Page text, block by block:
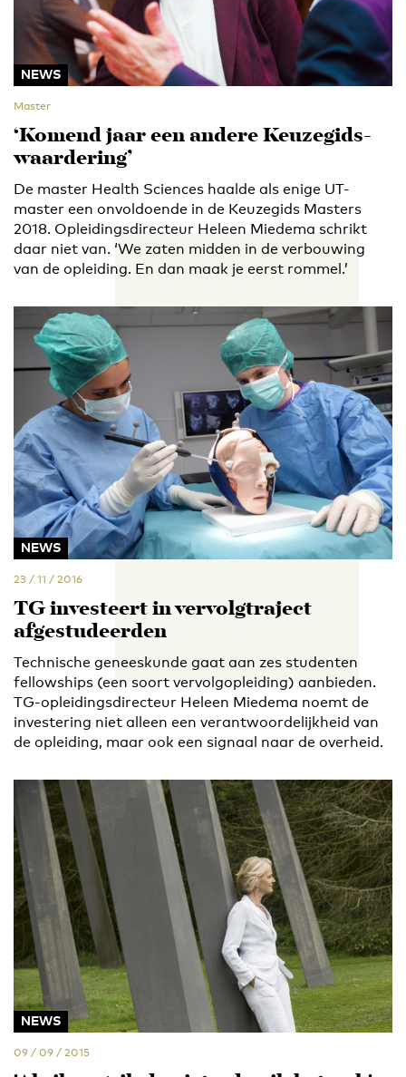
NEWS
Master
‘Komend jaar een andere Keuzegids-
waardering’
De master Health Sciences haalde als enige UT-
master een onvoldoende in de Keuzegids Masters
2018. Opleidingsdirecteur Heleen Miedema schrikt
daar niet van. ‘We zaten midden in de verbouwing
van de opleiding. En dan maak je eerst rommel.’
NEWS
23 / 11 / 2016
TG investeert in vervolgtraject
afgestudeerden
Technische geneeskunde gaat aan zes studenten
fellowships (een soort vervolgopleiding) aanbieden.
TG-opleidingsdirecteur Heleen Miedema noemt de
investering niet alleen een verantwoordelijkheid van
de opleiding, maar ook een signaal naar de overheid.
NEWS
09 / 09 / 2015